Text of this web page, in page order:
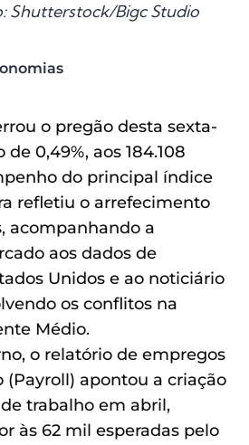
Shutterstock/Bigc Studio
o pregão desta sexta-
0,49%, aos 184.108
do principal índice
refletiu o arrefecimento
acompanhando a
aos dados de
Unidos e ao noticiário
os conflitos na
Médio.
o relatório de empregos
apontou a criação
de trabalho em abril,
às 62 mil esperadas pelo